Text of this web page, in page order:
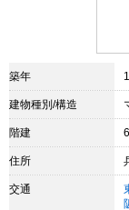
築年
建物種別/構造
階建
住所
交通